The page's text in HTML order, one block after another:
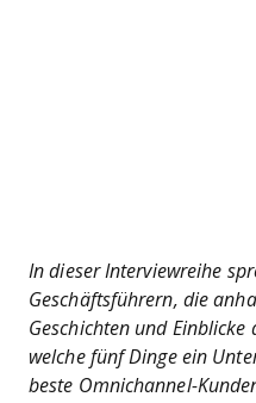
In dieser Interviewreihe
Geschäftsführern, die
Geschichten und
welche fünf Dinge ein
beste Omnichannel-